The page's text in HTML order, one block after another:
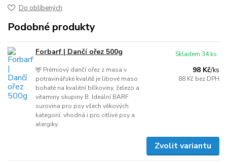
Do oblíbených
Podobné produkty
Forbarf | Dančí ořez 500g
🦌 Prémiový dančí ořez z masa v
potravinářské kvalitě je libové maso
bohaté na kvalitní bílkoviny, železo a
vitaminy skupiny B. Ideální BARF
surovina pro psy všech věkových
kategorií, vhodná i pro citlivé psy a
alergiky.
98 Kč/ks
88 Kč bez DPH
Skladem 34 ks
Zvolit variantu